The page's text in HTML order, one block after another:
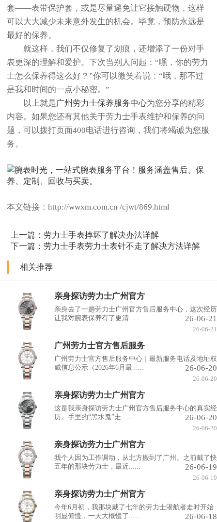
套——表带保护套，或是尽量避免让它接触硬物，这样
可以大大减少未来意外发生的机会。毕竟，预防永远是
最好的保养。
就这样，我们不仅修复了划痕，还增添了一份对手
表更深的理解和爱护。下次当别人问起：“嘿，你的劳力
士怎么保养得这么好？”你可以微笑着说：“哦，那不过
是我和时间的一点小秘密。”
以上就是广州劳力士保养服务中心为您分享的精彩
内容。如果您还有其他关于劳力士手表维护和保养的问
题，可以拨打页面400电话进行咨询，我们将竭诚为您服
务。
本文链接：http://wwxm.com.cn /cjwt/869.html
上一篇：劳力士手表摔坏了解决办法详解
下一篇：劳力士手表劳力士表针不走了解决方法详解
相关推荐
亲身探访劳力士广州官方
亲身去了一趟劳力士广州官方售后服务中心，这次经历
让我对腕表保养有了更清......
26-06-21
26-06-21
广州劳力士官方售后服务
广州劳力士官方售后服务中心｜最新服务电话及地址权
威信息公示（2026年6月最......
26-06-20
26-06-20
亲身探访劳力士广州官方
这是我亲身探访劳力士广州官方售后服务中心的真实经
历。手里的“黑水鬼”走......
26-06-20
26-06-20
亲身探访劳力士广州官方
我个人因为工作调动，从北方搬到了广州。之前戴了快
五年的那块劳力士，最近......
26-06-19
26-06-19
亲身探访劳力士广州官方
今年6月初，我那块戴了七年的劳力士潜航者走时开始
明显偏慢，一天大概慢了......
26-06-18